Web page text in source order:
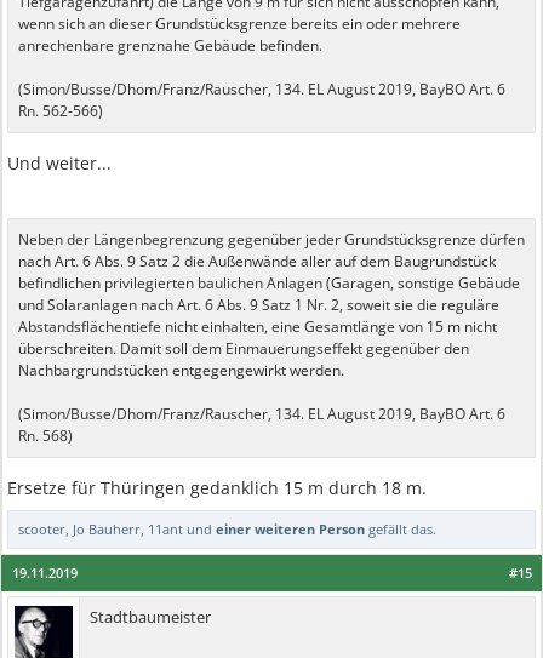
wenn sich an dieser Grundstücksgrenze bereits ein oder mehrere
anrechenbare grenznahe Gebäude befinden.
(Simon/Busse/Dhom/Franz/Rauscher, 134. EL August 2019, BayBO Art. 6
Rn. 562-566)
Und weiter...
Neben der Längenbegrenzung gegenüber jeder Grundstücksgrenze dürfen
nach Art. 6 Abs. 9 Satz 2 die Außenwände aller auf dem Baugrundstück
befindlichen privilegierten baulichen Anlagen (Garagen, sonstige Gebäude
und Solaranlagen nach Art. 6 Abs. 9 Satz 1 Nr. 2, soweit sie die reguläre
Abstandsflächentiefe nicht einhalten, eine Gesamtlänge von 15 m nicht
überschreiten. Damit soll dem Einmauerungseffekt gegenüber den
Nachbargrundstücken entgegengewirkt werden.
(Simon/Busse/Dhom/Franz/Rauscher, 134. EL August 2019, BayBO Art. 6
Rn. 568)
Ersetze für Thüringen gedanklich 15 m durch 18 m.
scooter, Jo Bauherr, 11ant und einer weiteren Person gefällt das.
#15
19.11.2019
Stadtbaumeister